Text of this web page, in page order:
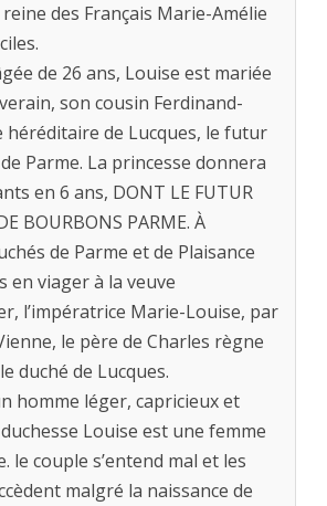
des Français Marie-Amélie
de 26 ans, Louise est mariée
son cousin Ferdinand-
héréditaire de Lucques, le futur
Parme. La princesse donnera
en 6 ans, DONT LE FUTUR
BOURBONS PARME. À
de Parme et de Plaisance
en viager à la veuve
l’impératrice Marie-Louise, par
le père de Charles règne
duché de Lucques.
homme léger, capricieux et
Louise est une femme
le couple s’entend mal et les
malgré la naissance de